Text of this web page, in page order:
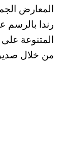
المعارض
رندا
المتنوعة
من خلال